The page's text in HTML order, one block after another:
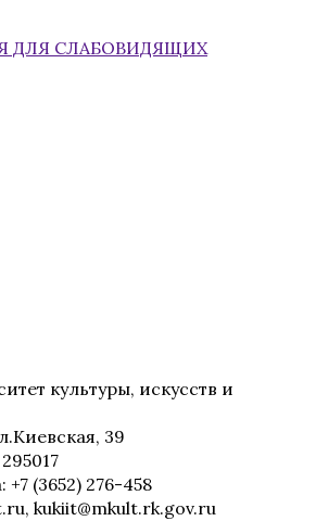
ДЛЯ СЛАБОВИДЯЩИХ
культуры, искусств и
39
(3652) 276-458
kukiit@mkult.rk.gov.ru